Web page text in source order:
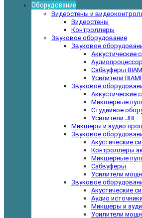
Оборудование
Видеостены и
Видеостены
Контроллеры
Звуковое оборудование
Звуковое
Аккустические
Сабвуферы
Усилители
Звуковое
Аккустические
Микшерные
Студийное
Усилители JBL
Микшеры и аудио
Звуковое
Акустические
Контроллеры
Микшерные
Сабвуферы
Усилители
Звуковое
Акустические
Аудио источники
Микшеры и
Усилители